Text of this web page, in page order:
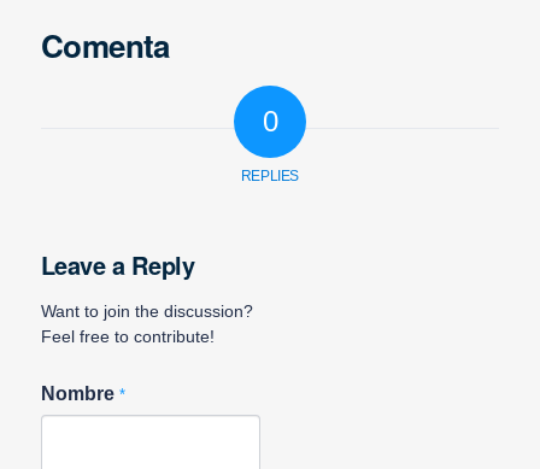
Comenta
0
REPLIES
Leave a Reply
Want to join the discussion?
Feel free to contribute!
Nombre *